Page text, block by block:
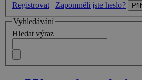
Registrovat
Zapomněli jste heslo?
Vyhledávání
Hledat výraz